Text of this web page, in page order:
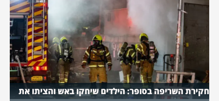
חקירת השריפה בסופר: הילדים שיחקו באש והציתו את